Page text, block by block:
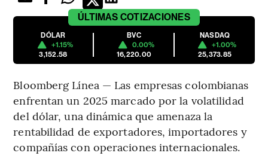
ÚLTIMAS COTIZACIONES
DÓLAR
+1.15%
3,152.58
BVC
0.00%
16,220.00
NASDAQ
+1.00%
25,373.85
Bloomberg Línea — Las empresas colombianas
enfrentan un 2025 marcado por la volatilidad
del dólar, una dinámica que amenaza la
rentabilidad de exportadores, importadores y
compañías con operaciones internacionales.